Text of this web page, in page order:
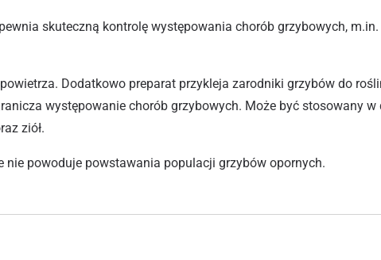
skuteczną kontrolę występowania chorób grzybowych,
Dodatkowo preparat przykleja zarodniki grzybów do
występowanie chorób grzybowych. Może być stosowany
ziół.
nie powoduje powstawania populacji grzybów opornych.